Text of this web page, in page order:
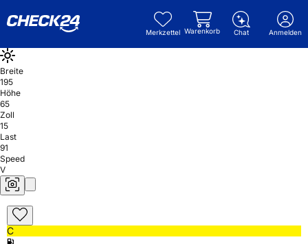
Merkzettel Warenkorb Chat Anmelden
Breite
195
Höhe
65
Zoll
15
Last
91
Speed
V
C